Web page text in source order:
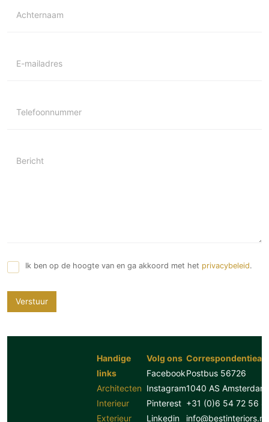
Achternaam
E-mailadres
Telefoonnummer
Bericht
Ik ben op de hoogte van en ga akkoord met het privacybeleid.
Verstuur
Handige
links
Architecten
Interieur
Exterieur
Volg ons
Facebook
Instagram
Pinterest
Linkedin
Postbus 56726
1040 AS Amsterdam
+31 (0)6 54 72 56
info@bestinteriors.nl